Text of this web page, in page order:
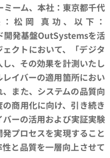
ミーム、本社：東京都千代
松岡 真功、以下：
開発基盤OutSystemsを活
クトにおいて、「デジタ
、その効果を計測いたし
イバーの適用箇所におい
また、システムの品質向
商用化に向け、引き続き
ーの活用および実証実験
プロセスを実現すること
と品質を一層向上させて